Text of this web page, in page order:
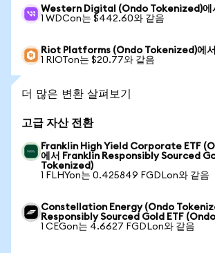
Western Digital (Ondo Tokenized)에
1 WDCon는 $442.60와 같음
Riot Platforms (Ondo Tokenized)에서
1 RIOTon는 $20.77와 같음
더 많은 변환 살펴보기
고급 자산 전환
Franklin High Yield Corporate ETF
에서 Franklin Responsibly Sourced
Tokenized)
1 FLHYon는 0.425849 FGDLon와 같음
Constellation Energy (Ondo
Responsibly Sourced Gold ETF
1 CEGon는 4.6627 FGDLon와 같음